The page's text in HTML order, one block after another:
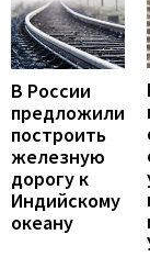
В России
предложили
построить
железную
дорогу к
Индийскому
океану